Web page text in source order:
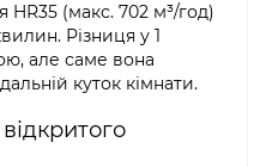
(макс. 702 м³/год)
Різниця у 1
але саме вона
куток кімнати.